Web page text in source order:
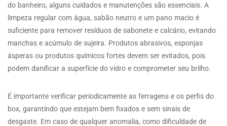
do banheiro, alguns cuidados e manutenções são essenciais. A
limpeza regular com água, sabão neutro e um pano macio é
suficiente para remover resíduos de sabonete e calcário, evitando
manchas e acúmulo de sujeira. Produtos abrasivos, esponjas
ásperas ou produtos químicos fortes devem ser evitados, pois
podem danificar a superfície do vidro e comprometer seu brilho.
É importante verificar periodicamente as ferragens e os perfis do
box, garantindo que estejam bem fixados e sem sinais de
desgaste. Em caso de qualquer anomalia, como dificuldade de